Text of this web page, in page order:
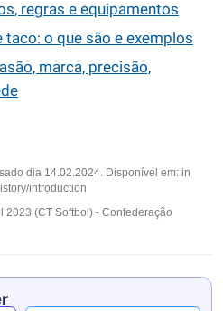
regras e equipamentos
o que são e exemplos
marca, precisão,
dia 14.02.2024. Disponível em: in
introduction
(CT Softbol) - Confederação